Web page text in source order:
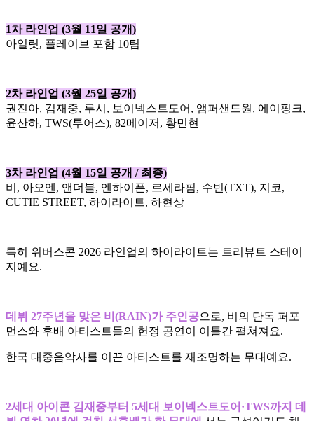
1차 라인업 (3월 11일 공개)
아일릿, 플레이브 포함 10팀
2차 라인업 (3월 25일 공개)
권진아, 김재중, 루시, 보이넥스트도어, 앰퍼샌드원, 에이핑크,
윤산하, TWS(투어스), 82메이저, 황민현
3차 라인업 (4월 15일 공개 / 최종)
비, 아오엔, 앤더블, 엔하이픈, 르세라핌, 수빈(TXT), 지코,
CUTIE STREET, 하이라이트, 하현상
특히 위버스콘 2026 라인업의 하이라이트는 트리뷰트 스테이
지예요.
데뷔 27주년을 맞은 비(RAIN)가 주인공으로, 비의 단독 퍼포
먼스와 후배 아티스트들의 헌정 공연이 이틀간 펼쳐져요.
한국 대중음악사를 이끈 아티스트를 재조명하는 무대예요.
2세대 아이콘 김재중부터 5세대 보이넥스트도어·TWS까지 데